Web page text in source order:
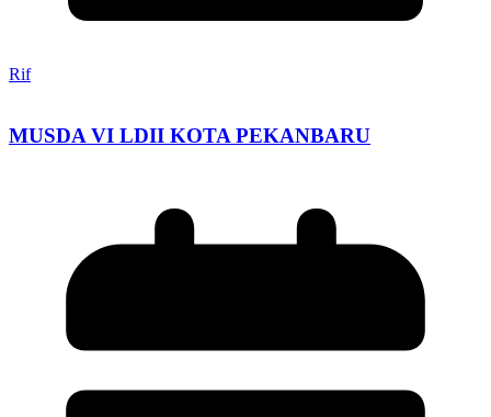
Rif
MUSDA VI LDII KOTA PEKANBARU